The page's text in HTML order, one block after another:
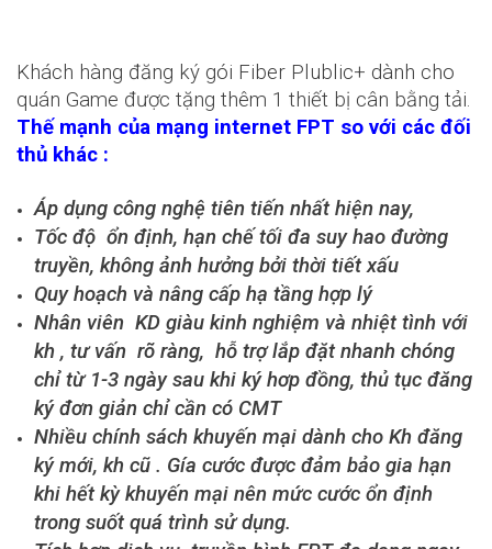
Khách hàng đăng ký gói Fiber Plublic+ dành cho
quán Game được tặng thêm 1 thiết bị cân bằng tải.
Thế mạnh của mạng internet FPT so với các đối
thủ khác :
Áp dụng công nghệ tiên tiến nhất hiện nay,
Tốc độ ổn định, hạn chế tối đa suy hao đường
truyền, không ảnh hưởng bởi thời tiết xấu
Quy hoạch và nâng cấp hạ tầng hợp lý
Nhân viên KD giàu kinh nghiệm và nhiệt tình với
kh , tư vấn rõ ràng, hỗ trợ lắp đặt nhanh chóng
chỉ từ 1-3 ngày sau khi ký hơp đồng, thủ tục đăng
ký đơn giản chỉ cần có CMT
Nhiều chính sách khuyến mại dành cho Kh đăng
ký mới, kh cũ . Gía cước được đảm bảo gia hạn
khi hết kỳ khuyến mại nên mức cước ổn định
trong suốt quá trình sử dụng.